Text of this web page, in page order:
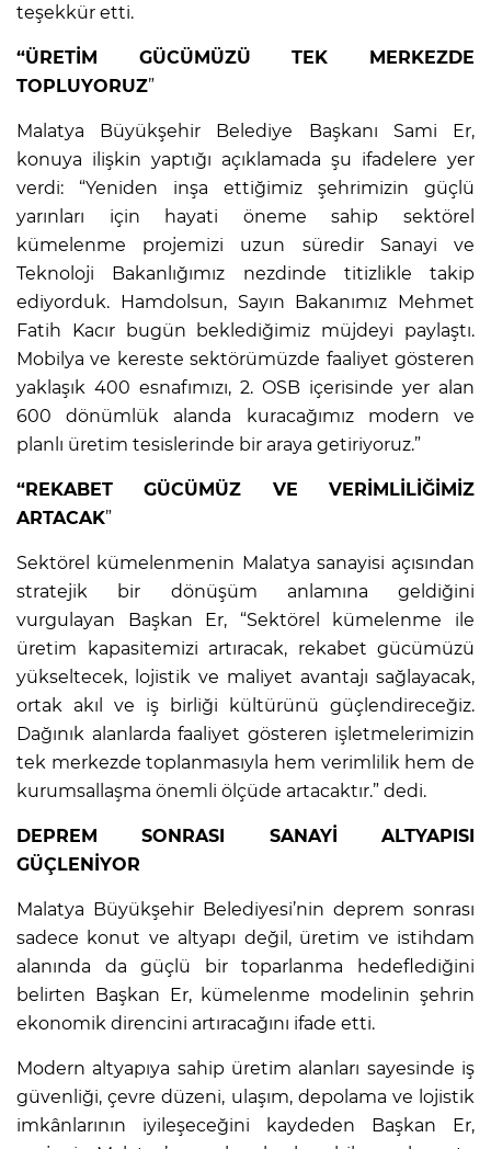
teşekkür etti.
“ÜRETİM GÜCÜMÜZÜ TEK MERKEZDE
TOPLUYORUZ”
Malatya Büyükşehir Belediye Başkanı Sami Er,
konuya ilişkin yaptığı açıklamada şu ifadelere yer
verdi: “Yeniden inşa ettiğimiz şehrimizin güçlü
yarınları için hayati öneme sahip sektörel
kümelenme projemizi uzun süredir Sanayi ve
Teknoloji Bakanlığımız nezdinde titizlikle takip
ediyorduk. Hamdolsun, Sayın Bakanımız Mehmet
Fatih Kacır bugün beklediğimiz müjdeyi paylaştı.
Mobilya ve kereste sektörümüzde faaliyet gösteren
yaklaşık 400 esnafımızı, 2. OSB içerisinde yer alan
600 dönümlük alanda kuracağımız modern ve
planlı üretim tesislerinde bir araya getiriyoruz.”
“REKABET GÜCÜMÜZ VE VERİMLİLİĞİMİZ
ARTACAK”
Sektörel kümelenmenin Malatya sanayisi açısından
stratejik bir dönüşüm anlamına geldiğini
vurgulayan Başkan Er, “Sektörel kümelenme ile
üretim kapasitemizi artıracak, rekabet gücümüzü
yükseltecek, lojistik ve maliyet avantajı sağlayacak,
ortak akıl ve iş birliği kültürünü güçlendireceğiz.
Dağınık alanlarda faaliyet gösteren işletmelerimizin
tek merkezde toplanmasıyla hem verimlilik hem de
kurumsallaşma önemli ölçüde artacaktır.” dedi.
DEPREM SONRASI SANAYİ ALTYAPISI
GÜÇLENİYOR
Malatya Büyükşehir Belediyesi’nin deprem sonrası
sadece konut ve altyapı değil, üretim ve istihdam
alanında da güçlü bir toparlanma hedeflediğini
belirten Başkan Er, kümelenme modelinin şehrin
ekonomik direncini artıracağını ifade etti.
Modern altyapıya sahip üretim alanları sayesinde iş
güvenliği, çevre düzeni, ulaşım, depolama ve lojistik
imkânlarının iyileşeceğini kaydeden Başkan Er,